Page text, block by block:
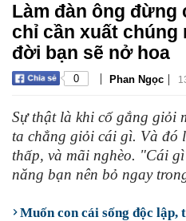
Làm đàn ông đừng
chỉ cần xuất chúng
đời bạn sẽ nở hoa
0 | Phan Ngọc |
Sự thật là khi cố gắng giỏi
ta chẳng giỏi cái gì. Và đó
thấp, và mãi nghèo. "Cái
năng bạn nên bỏ ngay
Muốn con cái sống độc lập,